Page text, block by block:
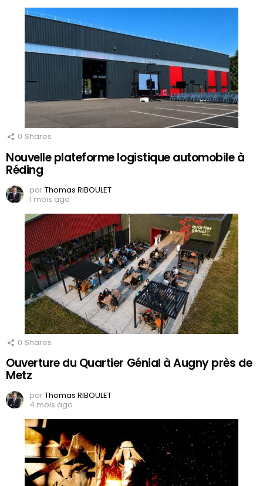
0 Shares
Nouvelle plateforme logistique automobile à
Réding
parThomas RIBOULET
1 mois ago
0 Shares
Ouverture du Quartier Génial à Augny près de
Metz
parThomas RIBOULET
4 mois ago